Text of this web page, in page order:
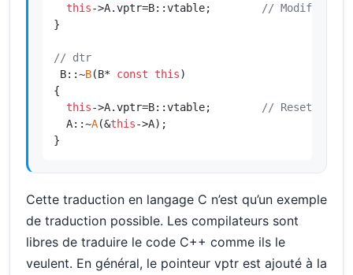
this->A.vptr=B::vtable;
// Modifie
}
// dtr
B::~B(B* const this)
{
this->A.vptr=B::vtable;
// Reset vptr
  A::~
A(&this->A);
}
Cette traduction en langage C n’est qu’un exemple
de traduction possible. Les compilateurs sont
libres de traduire le code C++ comme ils le
veulent. En général, le pointeur vptr est ajouté à la